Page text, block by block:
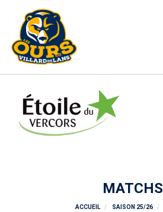
MATCHS
ACCUEIL SAISON 25/26
Panneau de gestion des cookies